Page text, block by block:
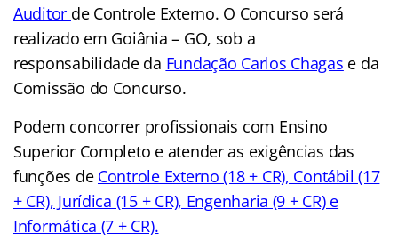
Auditor de Controle Externo. O Concurso será
realizado em Goiânia – GO, sob a
responsabilidade da Fundação Carlos Chagas e da
Comissão do Concurso.
Podem concorrer profissionais com Ensino
Superior Completo e atender as exigências das
funções de Controle Externo (18 + CR), Contábil (17
+ CR), Jurídica (15 + CR), Engenharia (9 + CR) e
Informática (7 + CR).